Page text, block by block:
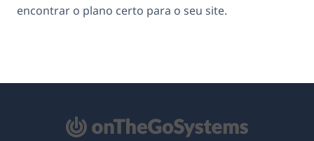
encontrar o plano certo para o seu site.